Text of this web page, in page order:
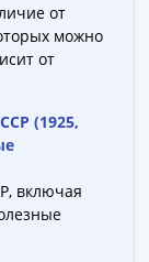
от
можно
от
(1925,
включая